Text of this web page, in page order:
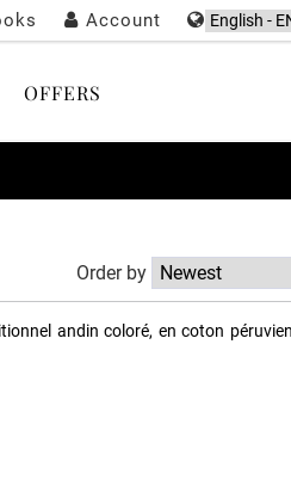
Account
OFFERS
Order by
andin coloré, en coton